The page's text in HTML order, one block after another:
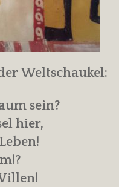
Weltschaukel:
sein?
hier,